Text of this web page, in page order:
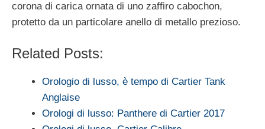
corona di carica ornata di uno zaffiro cabochon,
protetto da un particolare anello di metallo prezioso.
Related Posts:
Orologio di lusso, è tempo di Cartier Tank
Anglaise
Orologi di lusso: Panthere di Cartier 2017